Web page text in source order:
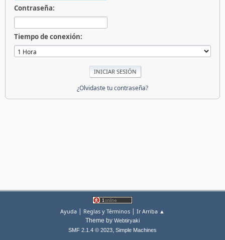
Contraseña:
Tiempo de conexión:
¿Olvidaste tu contraseña?
Ayuda | Reglas y Términos | Ir Arriba ▲
Theme by Webtiryaki
SMF 2.1.4 © 2023, Simple Machines